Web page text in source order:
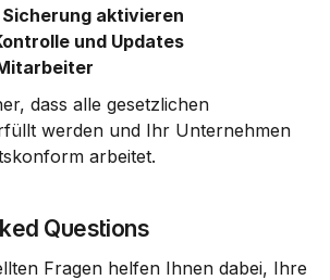
aktivieren
und Updates
dass alle gesetzlichen
werden und Ihr Unternehmen
arbeitet.
Questions
Fragen helfen Ihnen dabei, Ihre